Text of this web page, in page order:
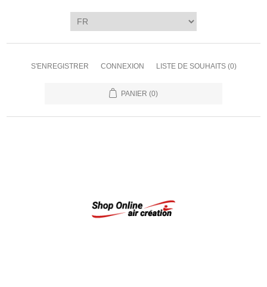
S'ENREGISTRER CONNEXION LISTE DE SOUHAITS (0)
PANIER (0)